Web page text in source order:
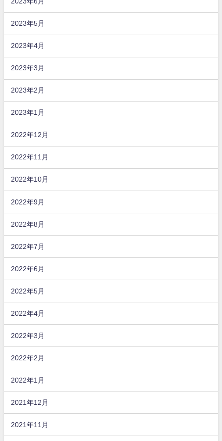
2023年5月
2023年4月
2023年3月
2023年2月
2023年1月
2022年12月
2022年11月
2022年10月
2022年9月
2022年8月
2022年7月
2022年6月
2022年5月
2022年4月
2022年3月
2022年2月
2022年1月
2021年12月
2021年11月